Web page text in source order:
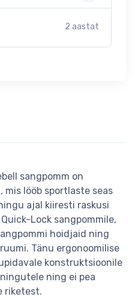
2 aastat
sangpomm on
lööb sportlaste seas
ajal kiiresti raskusi
Lock sangpommile,
hoidjaid ning
Tänu ergonoomilise
konstruktsioonile
ning ei pea
riketest.